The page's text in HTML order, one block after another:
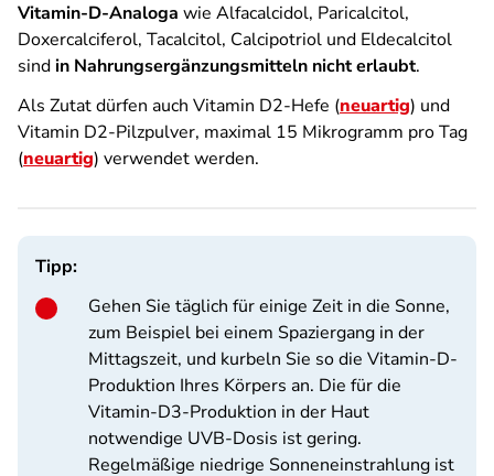
Vitamin-D-Analoga wie Alfacalcidol, Paricalcitol,
Doxercalciferol, Tacalcitol, Calcipotriol und Eldecalcitol
sindin Nahrungsergänzungsmitteln nicht erlaubt.
Als Zutat dürfen auch Vitamin D2-Hefe (neuartig) und
Vitamin D2-Pilzpulver, maximal 15 Mikrogramm pro Tag
(neuartig) verwendet werden.
Tipp:
Gehen Sie täglich für einige Zeit in die Sonne,
zum Beispiel bei einem Spaziergang in der
Mittagszeit, und kurbeln Sie so die Vitamin-D-
Produktion Ihres Körpers an. Die für die
Vitamin-D3-Produktion in der Haut
notwendige UVB-Dosis ist gering.
Regelmäßige niedrige Sonneneinstrahlung ist